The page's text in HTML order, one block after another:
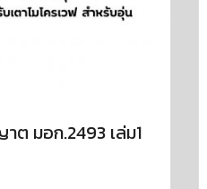
ต มอก.2493 เล่ม1